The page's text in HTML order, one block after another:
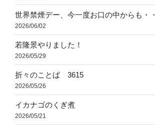
世界禁煙デー、今一度お口の中からも・・
2026/06/02
若隆景やりました！
2026/05/29
折々のことば 3615
2026/05/26
イカナゴのくぎ煮
2026/05/21